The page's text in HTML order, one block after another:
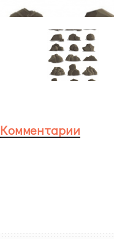
Комментарии